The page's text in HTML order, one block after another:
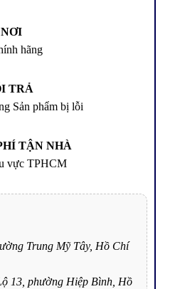
hãng
TRẢ
Sản phẩm bị lỗi
TẬN NHÀ
vực TPHCM
Trung Mỹ Tây, Hồ Chí
13, phường Hiệp Bình, Hồ